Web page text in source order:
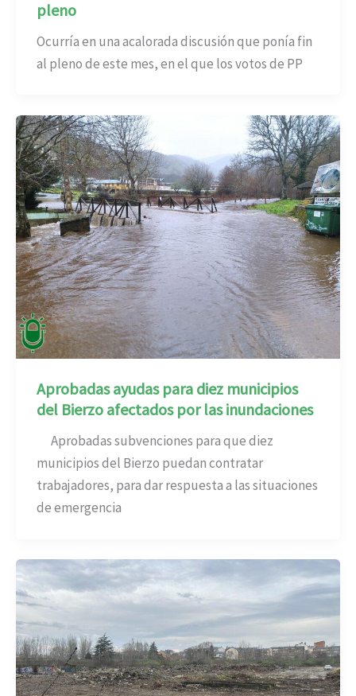
pleno
Ocurría en una acalorada discusión que ponía fin
al pleno de este mes, en el que los votos de PP
Aprobadas ayudas para diez municipios
del Bierzo afectados por las inundaciones
Aprobadas subvenciones para que diez
municipios del Bierzo puedan contratar
trabajadores, para dar respuesta a las situaciones
de emergencia